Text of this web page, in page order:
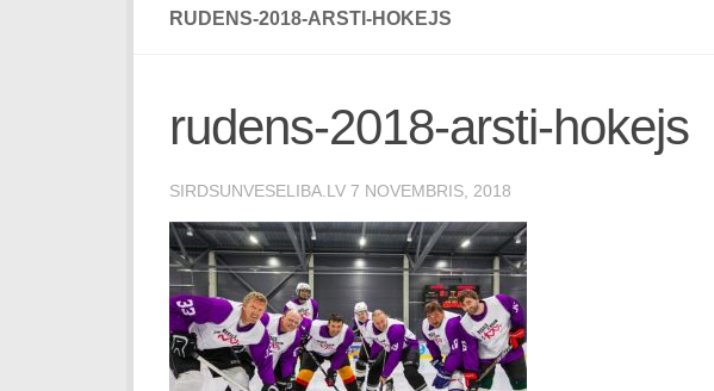
RUDENS-2018-ARSTI-HOKEJS
rudens-2018-arsti-hokejs
SIRDSUNVESELIBA.LV 7 NOVEMBRIS, 2018